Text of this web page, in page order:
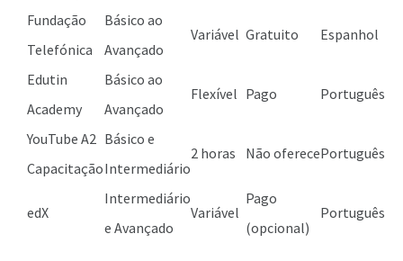
Fundação
Telefónica
Básico ao
Avançado
Variável Gratuito Espanhol
Edutin
Academy
Básico ao
Avançado
Flexível Pago Português
YouTube A2
Capacitação
Básico e
Intermediário
2 horas Não oferecePortuguês
edX
Intermediário
e Avançado
Variável
Pago
(opcional)
Português